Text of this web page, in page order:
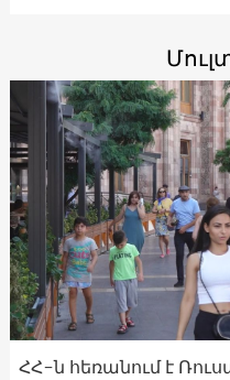
ՀՀ-ն հեռանում է